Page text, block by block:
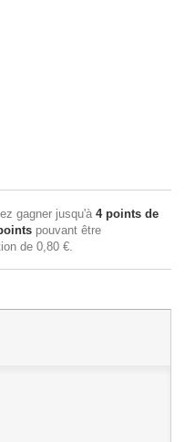
gagner jusqu'à 4points de
pouvant être
de 0,80 €